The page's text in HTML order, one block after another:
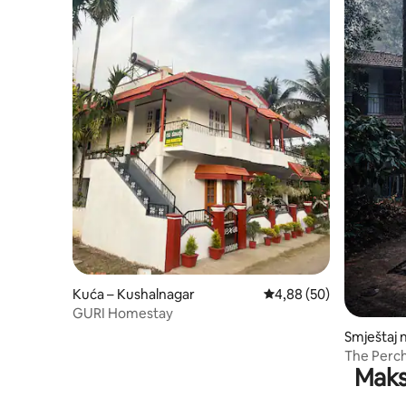
Kuća – Kushalnagar Prosječna ocjena:
4,88 (50)
GURI Homestay
Smještaj
ne
The